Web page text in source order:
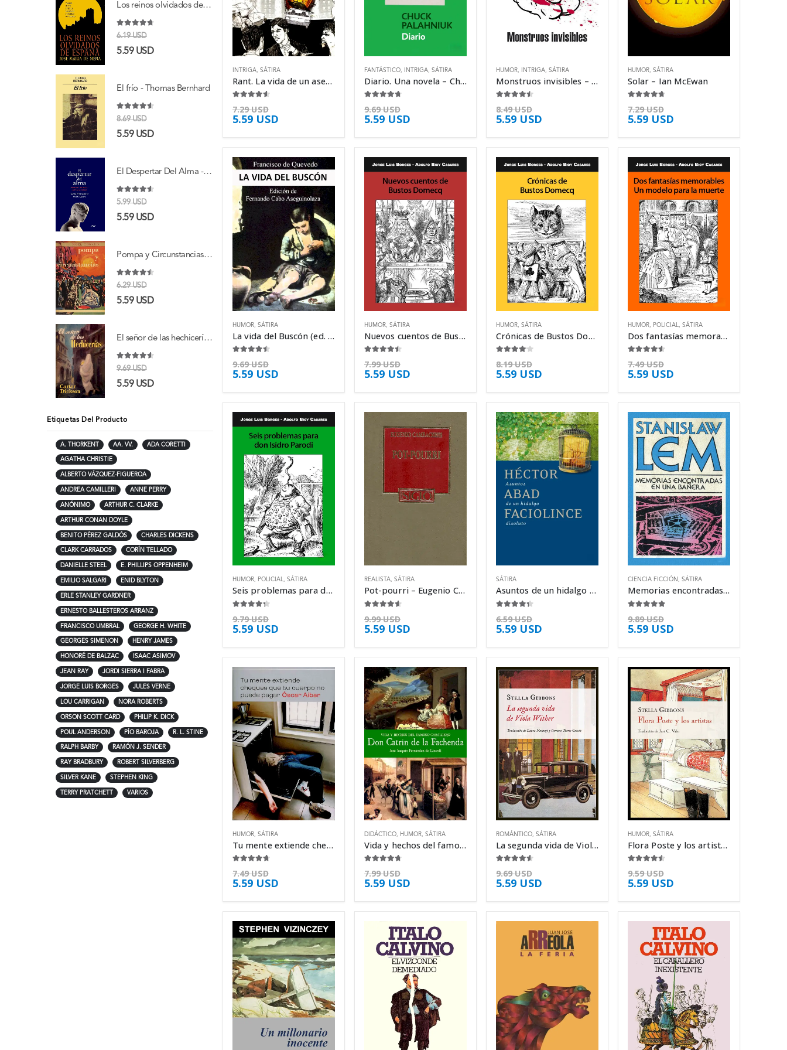
INTRIGA, SÁTIRA
Rant. La vida de un asesino – Chuck Palahniuk
7.29USD
5.59 USD
FANTÁSTICO, INTRIGA, SÁTIRA
Diario. Una novela – Chuck Palahniuk
9.69USD
5.59 USD
HUMOR, INTRIGA, SÁTIRA
Monstruos invisibles – Chuck Palahniuk
8.49USD
5.59 USD
HUMOR, SÁTIRA
Solar – Ian McEwan
7.29USD
5.59 USD
HUMOR SÁTIRA
La vida del Buscón (ed. Crítica) – Francisco de Quevedo
9.69USD
5.59 USD
HUMOR SÁTIRA
Nuevos cuentos de Bustos Domecq – Jorge Luis Borges
7.99USD
5.59 USD
HUMOR SÁTIRA
Crónicas de Bustos Domecq – Jorge Luis Borges
8.19USD
5.59 USD
HUMOR POLICIAL SÁTIRA
Dos fantasías memorables. Un modelo para – Jorge Luis Borges
7.49USD
5.59 USD
HUMOR, POLICIAL, SÁTIRA
Seis problemas para don Isidro Parodi – Jorge Luis Borges
9.79USD
5.59 USD
REALISTA, SÁTIRA
Pot-pourri – Eugenio Cambaceres
9.99USD
5.59 USD
SÁTIRA
Asuntos de un hidalgo disoluto – Héctor Abad Faciolince
6.59USD
5.59 USD
CIENCIA FICCIÓN , SÁTIRA
Memorias encontradas en una bañera – Stanislaw Lem
9.89USD
5.59 USD
HUMOR, SÁTIRA
Tu mente extiende cheques que tu cuerpo no – Óscar Aibar
7.49USD
5.59 USD
DIDÁCTICO, HUMOR, SÁTIRA
Vida y hechos del famoso caballero Don – José Joaquín Fernández de Lizardi
7.99USD
5.59 USD
ROMÁNTICO, SÁTIRA
La segunda vida de Viola Wither – Stella Gibbons
9.69USD
5.59 USD
HUMOR, SÁTIRA
Flora Poste y los artistas – Stella Gibbons
9.59USD
5.59 USD
Los reinos olvidados de España - José María de Mena
4.63 de 5
6.19USD
5.59 USD
El frío - Thomas Bernhard
4.50 de 5
8.69USD
5.59 USD
El Despertar Del Alma - Hernandez De La Fuente David
4.50 de 5
5.99USD
5.59 USD
Pompa y Circunstancias - Noël Pierce Coward
4.38 de 5
6.29USD
5.59 USD
El señor de las hechicerías - Carter Dickson
4.50 de 5
9.69USD
5.59 USD
Etiquetas Del Producto
A. THORKENT AA. VV. ADA CORETTI
AGATHA CHRISTIE
ALBERTO VÁZQUEZ-FIGUEROA
ANDREA CAMILLERI ANNE PERRY
ANÓNIMO ARTHUR C. CLARKE
ARTHUR CONAN DOYLE
BENITO PÉREZ GALDÓS CHARLES DICKENS
CLARK CARRADOS CORÍN TELLADO
DANIELLE STEEL E. PHILLIPS OPPENHEIM
EMILIO SALGARI ENID BLYTON
ERLE STANLEY GARDNER
ERNESTO BALLESTEROS ARRANZ
FRANCISCO UMBRAL GEORGE H. WHITE
GEORGES SIMENON HENRY JAMES
HONORÉ DE BALZAC ISAAC ASIMOV
JEAN RAY JORDI SIERRA I FABRA
JORGE LUIS BORGES JULES VERNE
LOU CARRIGAN NORA ROBERTS
ORSON SCOTT CARD PHILIP K. DICK
POUL ANDERSON PÍO BAROJA R. L. STINE
RALPH BARBY RAMÓN J. SENDER
RAY BRADBURY ROBERT SILVERBERG
SILVER KANE STEPHEN KING
TERRY PRATCHETT VARIOS